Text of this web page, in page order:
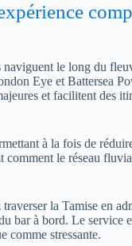
naviguent le long du
Eye et Battersea
et facilitent des
à la fois de
comment le réseau
la Tamise en
bar à bord. Le service
comme stressante.